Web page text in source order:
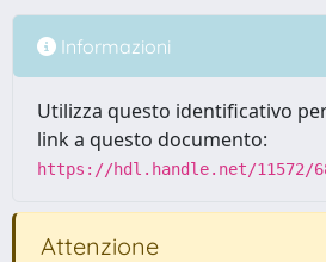
Informazioni
Utilizza questo identificativo
link a questo documento:
https://hdl.handle.net/11572/
Attenzione